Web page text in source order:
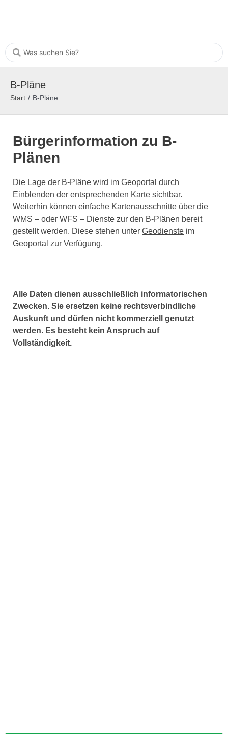
B-Pläne
Start / B-Pläne
Bürgerinformation zu B-
Plänen
Die Lage der B-Pläne wird im Geoportal durch
Einblenden der entsprechenden Karte sichtbar.
Weiterhin können einfache Kartenausschnitte über die
WMS – oder WFS – Dienste zur den B-Plänen bereit
gestellt werden. Diese stehen unter Geodienste im
Geoportal zur Verfügung.
Alle Daten dienen ausschließlich informatorischen
Zwecken. Sie ersetzen keine rechtsverbindliche
Auskunft und dürfen nicht kommerziell genutzt
werden. Es besteht kein Anspruch auf
Vollständigkeit.